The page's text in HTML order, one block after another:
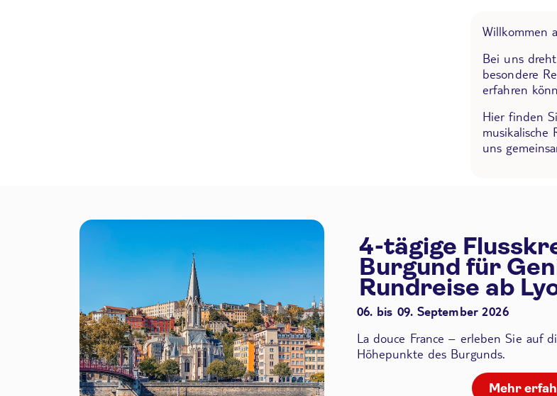
Willkommen
Bei uns
besondere
erfahren
Hier finden
musikalische
uns
4-tägige
Burgund für
Rundreise ab
06. bis 09. September 2026
La douce France – erleben Sie auf
Höhepunkte des Burgunds.
Mehr